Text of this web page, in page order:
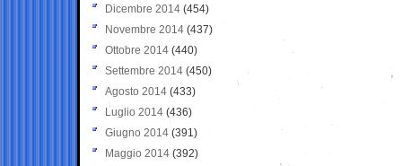
Dicembre 2014 (454)
Novembre 2014 (437)
Ottobre 2014 (440)
Settembre 2014 (450)
Agosto 2014 (433)
Luglio 2014 (436)
Giugno 2014 (391)
Maggio 2014 (392)